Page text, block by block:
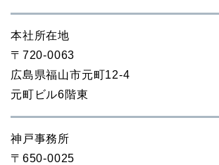
本社所在地
〒720-0063
広島県福山市元町12-4
元町ビル6階東
神戸事務所
〒650-0025